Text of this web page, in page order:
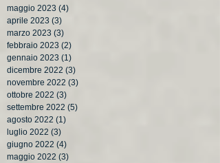
maggio 2023 (4)
aprile 2023 (3)
marzo 2023 (3)
febbraio 2023 (2)
gennaio 2023 (1)
dicembre 2022 (3)
novembre 2022 (3)
ottobre 2022 (3)
settembre 2022 (5)
agosto 2022 (1)
luglio 2022 (3)
giugno 2022 (4)
maggio 2022 (3)